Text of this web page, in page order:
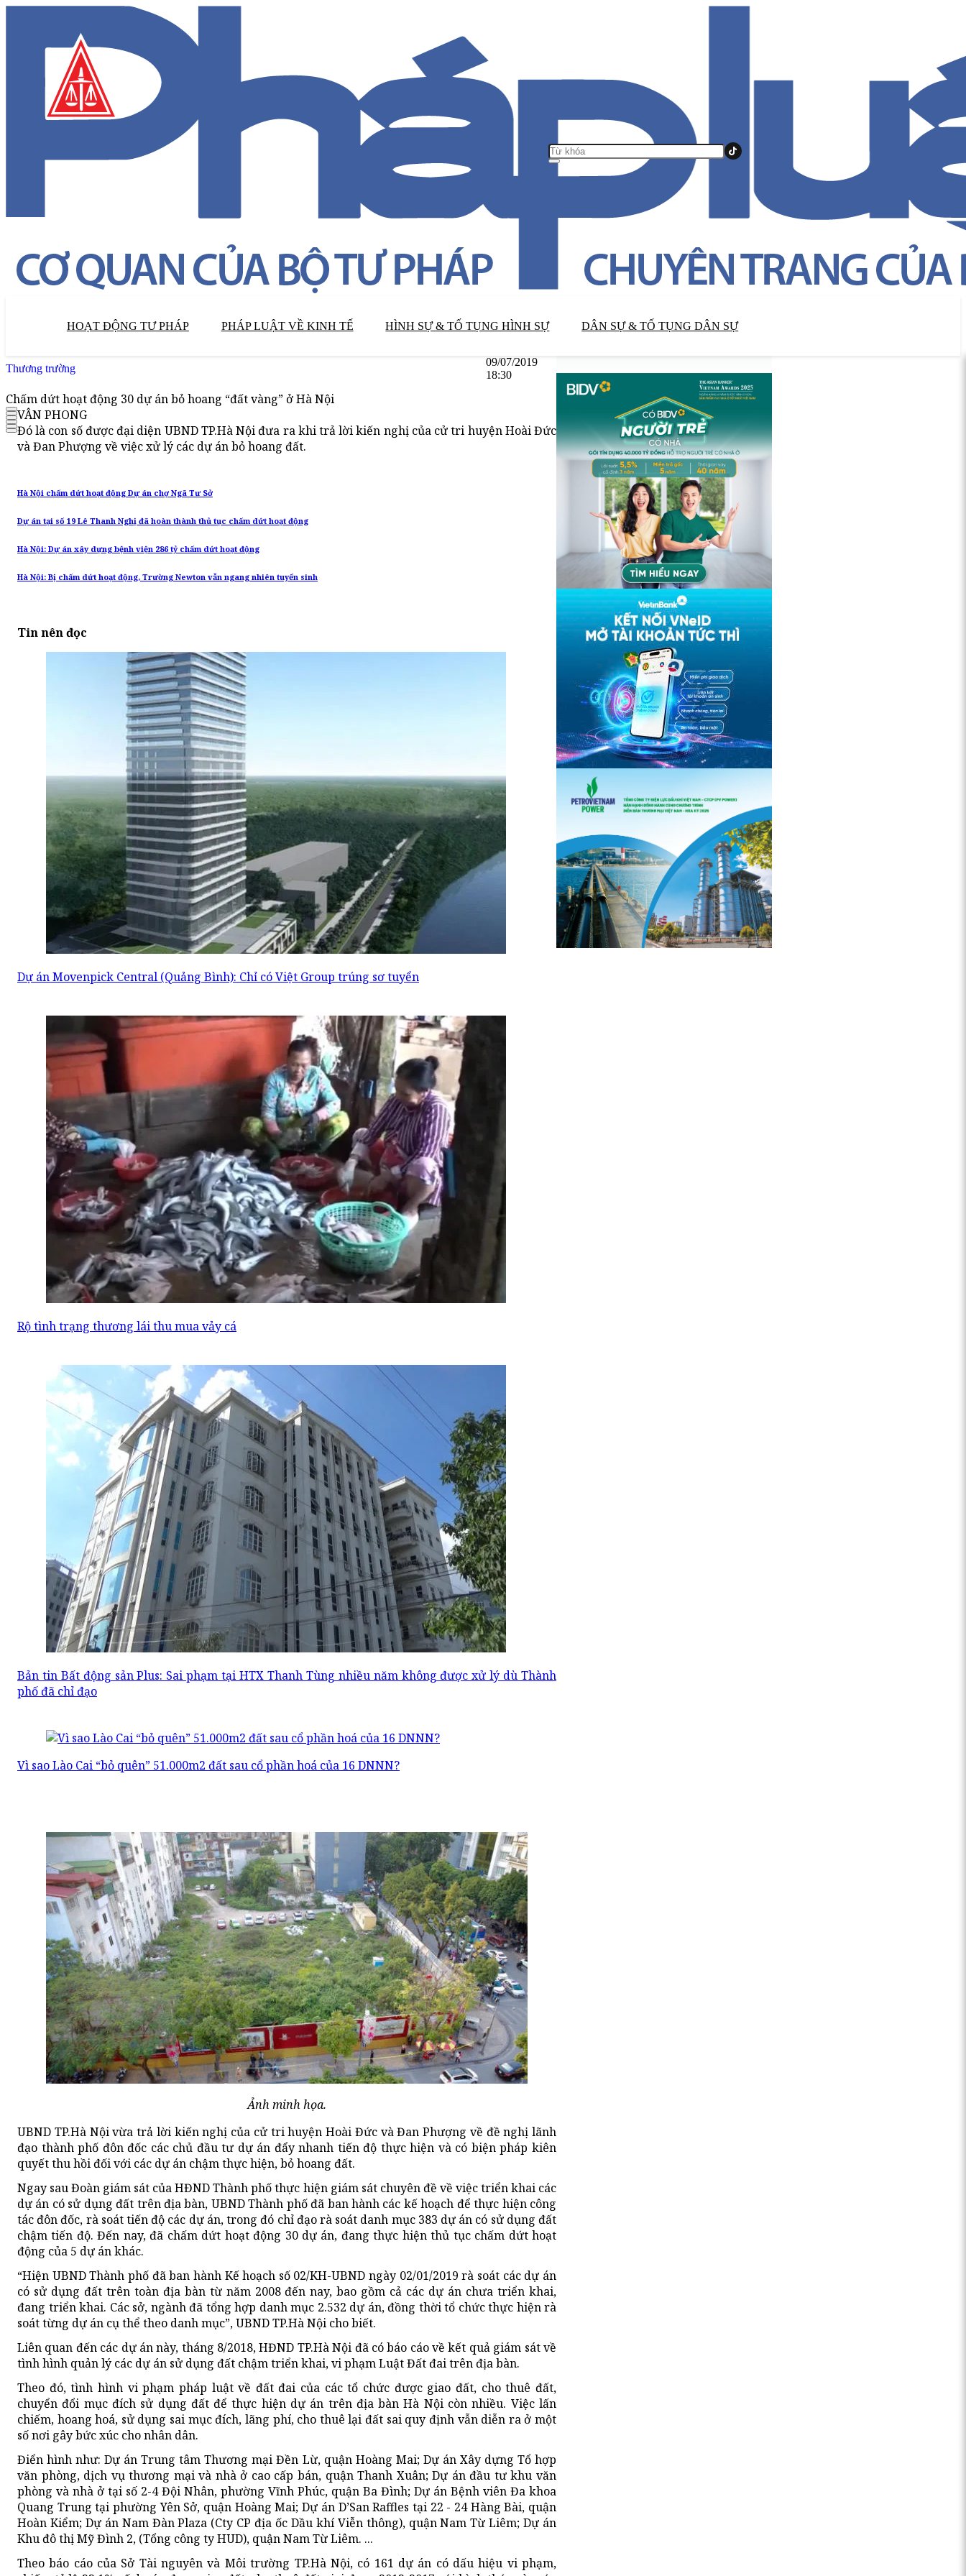
HOẠT ĐỘNG TƯ PHÁP PHÁP LUẬT VỀ KINH TẾ HÌNH SỰ & TỐ TỤNG HÌNH SỰ DÂN SỰ & TỐ TỤNG DÂN SỰ
Thương trường
09/07/2019
18:30
Chấm dứt hoạt động 30 dự án bỏ hoang “đất vàng” ở Hà Nội
VÂN PHONG
Đó là con số được đại diện UBND TP.Hà Nội đưa ra khi trả lời kiến nghị của cử tri huyện Hoài Đức
và Đan Phượng về việc xử lý các dự án bỏ hoang đất.
Hà Nội chấm dứt hoạt động Dự án chợ Ngã Tư Sở
Dự án tại số 19 Lê Thanh Nghị đã hoàn thành thủ tục chấm dứt hoạt động
Hà Nội: Dự án xây dựng bệnh viện 286 tỷ chấm dứt hoạt động
Hà Nội: Bị chấm dứt hoạt động, Trường Newton vẫn ngang nhiên tuyển sinh
Tin nên đọc
Dự án Movenpick Central (Quảng Bình): Chỉ có Việt Group trúng sơ tuyển
Rộ tình trạng thương lái thu mua vảy cá
Bản tin Bất động sản Plus: Sai phạm tại HTX Thanh Tùng nhiều năm không được xử lý dù Thành
phố đã chỉ đạo
Vì sao Lào Cai “bỏ quên” 51.000m2 đất sau cổ phần hoá của 16 DNNN?
Ảnh minh họa.
UBND TP.Hà Nội vừa trả lời kiến nghị của cử tri huyện Hoài Đức và Đan Phượng về đề nghị lãnh
đạo thành phố đôn đốc các chủ đầu tư dự án đẩy nhanh tiến độ thực hiện và có biện pháp kiên
quyết thu hồi đối với các dự án chậm thực hiện, bỏ hoang đất.
Ngay sau Đoàn giám sát của HĐND Thành phố thực hiện giám sát chuyên đề về việc triển khai các
dự án có sử dụng đất trên địa bàn, UBND Thành phố đã ban hành các kế hoạch để thực hiện công
tác đôn đốc, rà soát tiến độ các dự án, trong đó chỉ đạo rà soát danh mục 383 dự án có sử dụng đất
chậm tiến độ. Đến nay, đã chấm dứt hoạt động 30 dự án, đang thực hiện thủ tục chấm dứt hoạt
động của 5 dự án khác.
“Hiện UBND Thành phố đã ban hành Kế hoạch số 02/KH-UBND ngày 02/01/2019 rà soát các dự án
có sử dụng đất trên toàn địa bàn từ năm 2008 đến nay, bao gồm cả các dự án chưa triển khai,
đang triển khai. Các sở, ngành đã tổng hợp danh mục 2.532 dự án, đồng thời tổ chức thực hiện rà
soát từng dự án cụ thể theo danh mục”, UBND TP.Hà Nội cho biết.
Liên quan đến các dự án này, tháng 8/2018, HĐND TP.Hà Nội đã có báo cáo về kết quả giám sát về
tình hình quản lý các dự án sử dụng đất chậm triển khai, vi phạm Luật Đất đai trên địa bàn.
Theo đó, tình hình vi phạm pháp luật về đất đai của các tổ chức được giao đất, cho thuê đất,
chuyển đổi mục đích sử dụng đất để thực hiện dự án trên địa bàn Hà Nội còn nhiều. Việc lấn
chiếm, hoang hoá, sử dụng sai mục đích, lãng phí, cho thuê lại đất sai quy định vẫn diễn ra ở một
số nơi gây bức xúc cho nhân dân.
Điển hình như: Dự án Trung tâm Thương mại Đền Lừ, quận Hoàng Mai; Dự án Xây dựng Tổ hợp
văn phòng, dịch vụ thương mại và nhà ở cao cấp bán, quận Thanh Xuân; Dự án đầu tư khu văn
phòng và nhà ở tại số 2-4 Đội Nhân, phường Vĩnh Phúc, quận Ba Đình; Dự án Bệnh viên Đa khoa
Quang Trung tại phường Yên Sở, quận Hoàng Mai; Dự án D’San Raffles tại 22 - 24 Hàng Bài, quận
Hoàn Kiểm; Dự án Nam Đàn Plaza (Cty CP địa ốc Dầu khí Viễn thông), quận Nam Từ Liêm; Dự án
Khu đô thị Mỹ Đình 2, (Tổng công ty HUD), quận Nam Từ Liêm. ...
Theo báo cáo của Sở Tài nguyên và Môi trường TP.Hà Nội, có 161 dự án có dấu hiệu vi phạm,